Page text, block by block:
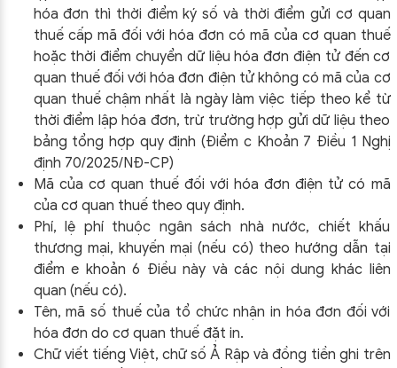
hóa đơn thì thời điểm ký số và thời điểm gửi cơ quan
thuế cấp mã đối với hóa đơn có mã của cơ quan thuế
hoặc thời điểm chuyển dữ liệu hóa đơn điện tử đến cơ
quan thuế đối với hóa đơn điện tử không có mã của cơ
quan thuế chậm nhất là ngày làm việc tiếp theo kể từ
thời điểm lập hóa đơn, trừ trường hợp gửi dữ liệu theo
bảng tổng hợp quy định (Điểm c Khoản 7 Điều 1 Nghị
định 70/2025/NĐ-CP)
Mã của cơ quan thuế đối với hóa đơn điện tử có mã
của cơ quan thuế theo quy định.
Phí, lệ phí thuộc ngân sách nhà nước, chiết khấu
thương mại, khuyến mại (nếu có) theo hướng dẫn tại
điểm e khoản 6 Điều này và các nội dung khác liên
quan (nếu có).
Tên, mã số thuế của tổ chức nhận in hóa đơn đối với
hóa đơn do cơ quan thuế đặt in.
Chữ viết tiếng Việt, chữ số Ả Rập và đồng tiền ghi trên